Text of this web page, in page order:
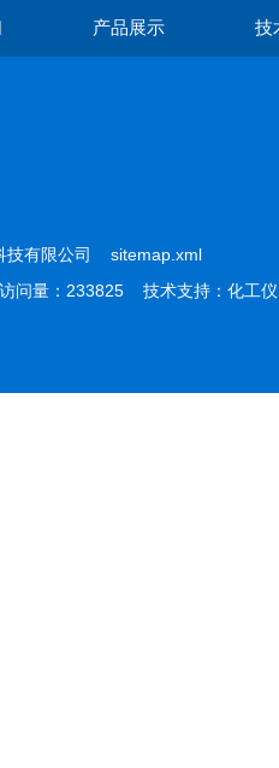
产品展示 技
技有限公司 sitemap.xml
问量：233825 技术支持： 化工仪